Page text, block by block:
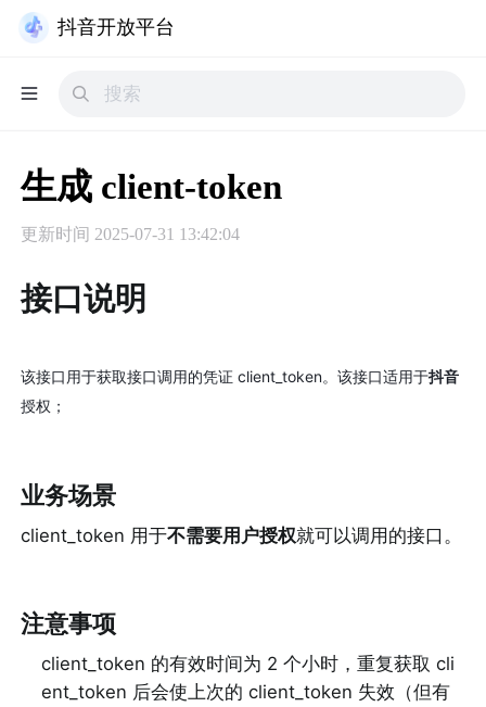
抖音开放平台
生成 client-token
更新时间 2025-07-31 13:42:04
接口说明
该接口用于获取接口调用的凭证 client_token。该接口适用于抖音
授权；​
业务场景
client_token 用于不需要用户授权就可以调用的接口。
注意事项
client_token 的有效时间为 2 个小时，重复获取 cli
ent_token 后会使上次的 client_token 失效（但有